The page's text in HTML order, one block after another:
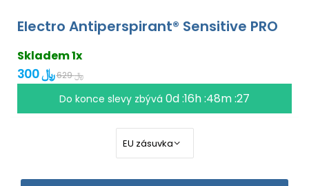
Electro Antiperspirant® Sensitive PRO
Skladem 1x
300 ﷼ 629 ﷼
Do konce slevy zbývá 0d :16h :48m :27